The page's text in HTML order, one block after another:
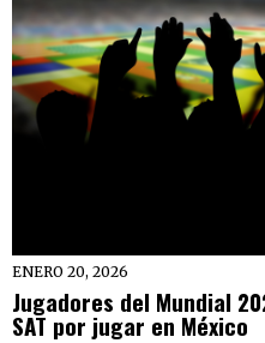
ENERO 20, 2026
Jugadores del Mundial
SAT por jugar en México